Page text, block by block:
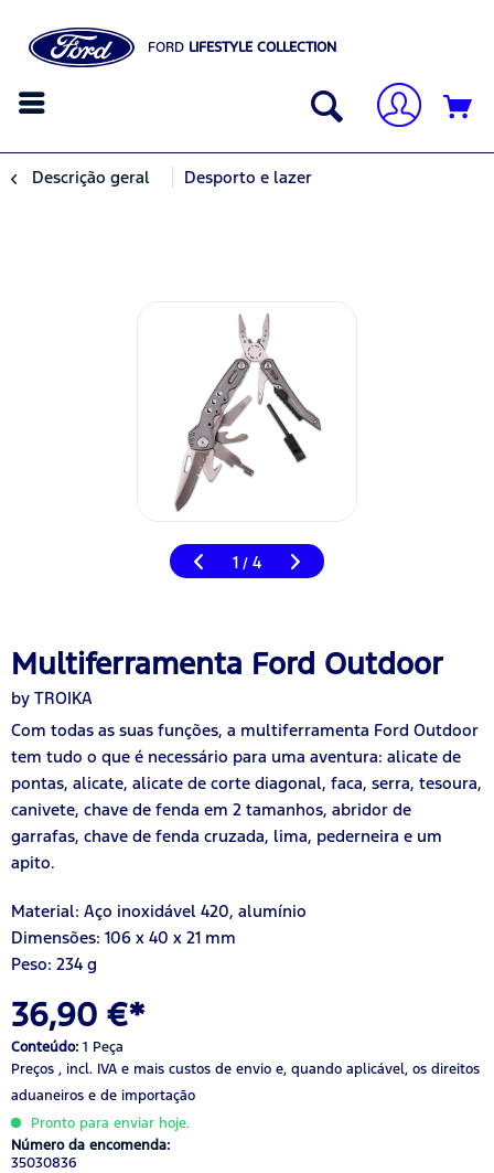
FORD LIFESTYLE COLLECTION
Descrição geral Desporto e lazer
1 / 4
Multiferramenta Ford Outdoor
by TROIKA
Com todas as suas funções, a multiferramenta Ford Outdoor
tem tudo o que é necessário para uma aventura: alicate de
pontas, alicate, alicate de corte diagonal, faca, serra, tesoura,
canivete, chave de fenda em 2 tamanhos, abridor de
garrafas, chave de fenda cruzada, lima, pederneira e um
apito.
Material: Aço inoxidável 420, alumínio
Dimensões: 106 x 40 x 21 mm
Peso: 234 g
36,90 €*
Conteúdo: 1 Peça
Preços , incl. IVA e mais custos de envio e, quando aplicável, os direitos
aduaneiros e de importação
Pronto para enviar hoje.
Número da encomenda:
35030836